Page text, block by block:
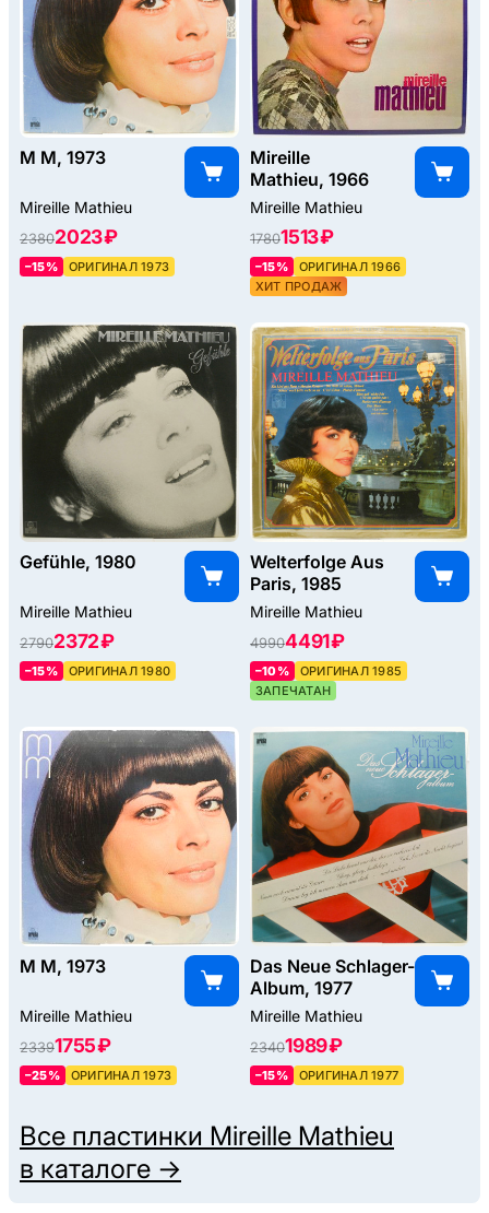
M M, 1973
Mireille Mathieu
23802023 ₽
–15% ОРИГИНАЛ 1973
Mireille
Mathieu, 1966
Mireille Mathieu
17801513 ₽
–15%
ОРИГИНАЛ 1966
ХИТ ПРОДАЖ
Gefühle, 1980
Mireille Mathieu
27902372 ₽
–15% ОРИГИНАЛ 1980
Welterfolge Aus
Paris, 1985
Mireille Mathieu
49904491 ₽
–10%
ОРИГИНАЛ 1985
ЗАПЕЧАТАН
M M, 1973
Mireille Mathieu
23391755 ₽
–25% ОРИГИНАЛ 1973
Das Neue Schlager-
Album, 1977
Mireille Mathieu
23401989 ₽
–15% ОРИГИНАЛ 1977
Все пластинки Mireille Mathieu
в каталоге →